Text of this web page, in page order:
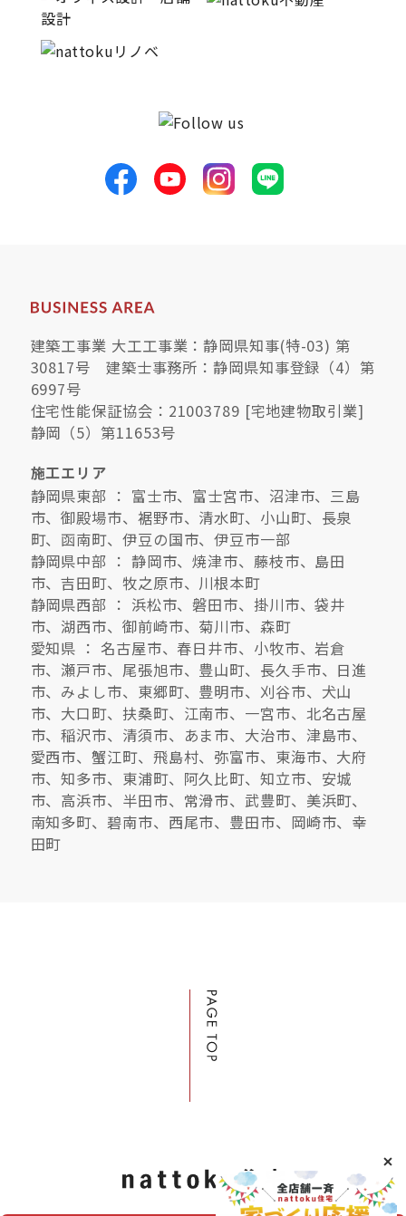
建築工事業 大工工事業：静岡県知事(特-03) 第
30817号 建築士事務所：静岡県知事登録（4）第
6997号
住宅性能保証協会：21003789 [宅地建物取引業]
静岡（5）第11653号
施工エリア
静岡県東部 ： 富士市、富士宮市、沼津市、三島
市、御殿場市、裾野市、清水町、小山町、長泉
町、函南町、伊豆の国市、伊豆市一部
静岡県中部 ： 静岡市、焼津市、藤枝市、島田
市、吉田町、牧之原市、川根本町
静岡県西部 ： 浜松市、磐田市、掛川市、袋井
市、湖西市、御前崎市、菊川市、森町
愛知県 ： 名古屋市、春日井市、小牧市、岩倉
市、瀬戸市、尾張旭市、豊山町、長久手市、日進
市、みよし市、東郷町、豊明市、刈谷市、犬山
市、大口町、扶桑町、江南市、一宮市、北名古屋
市、稲沢市、清須市、あま市、大治市、津島市、
愛西市、蟹江町、飛島村、弥富市、東海市、大府
市、知多市、東浦町、阿久比町、知立市、安城
市、高浜市、半田市、常滑市、武豊町、美浜町、
南知多町、碧南市、西尾市、豊田市、岡崎市、幸
田町